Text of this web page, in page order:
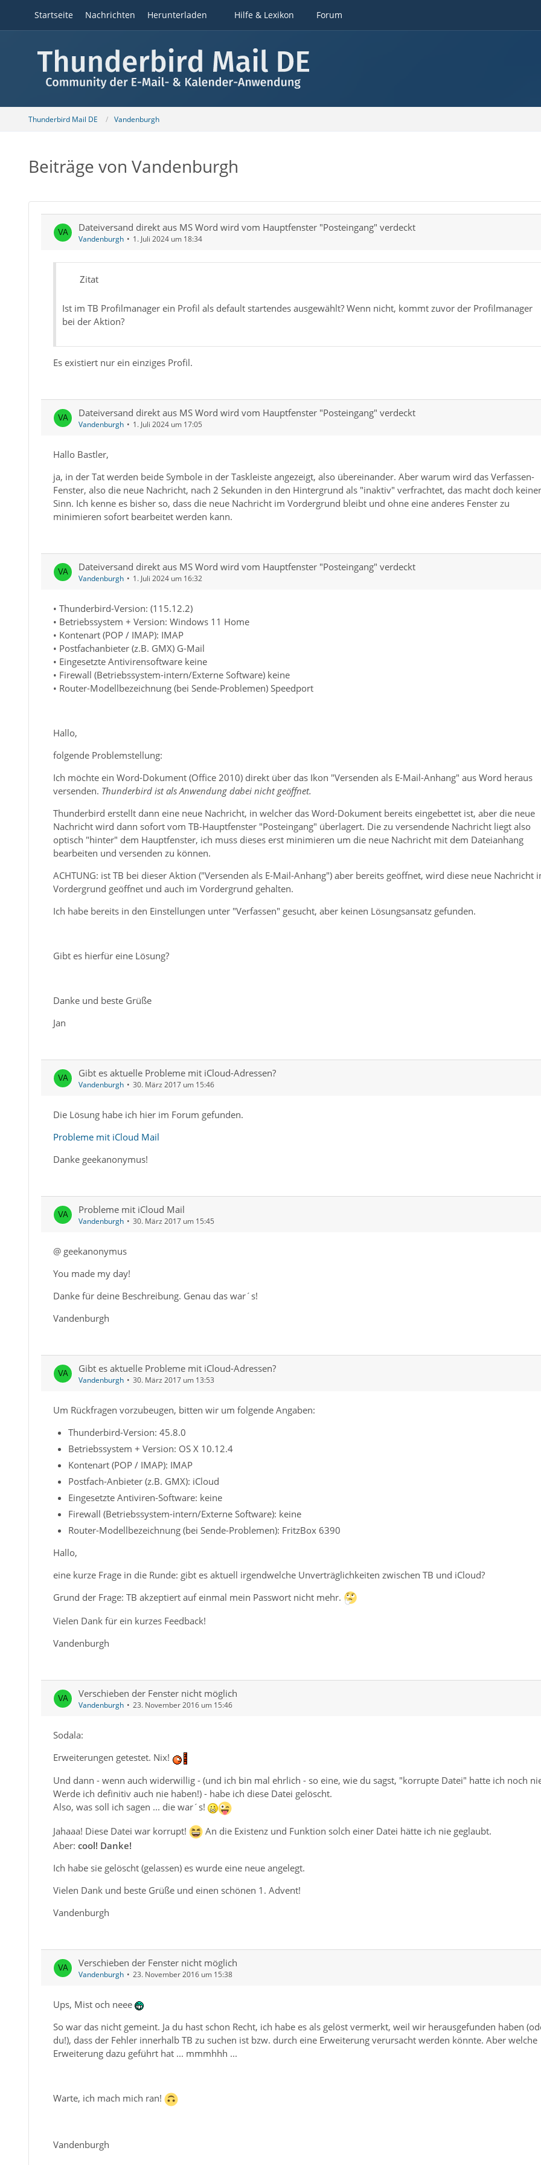
Startseite Nachrichten Herunterladen Hilfe & Lexikon Forum
Thunderbird Mail DE Vandenburgh
Beiträge von Vandenburgh
Dateiversand direkt aus MS Word wird vom Hauptfenster "Posteingang" verdeckt
Vandenburgh 1. Juli 2024 um 18:34
Zitat
Ist im TB Profilmanager ein Profil als default startendes ausgewählt? Wenn nicht, kommt zuvor der Profilmanager
bei der Aktion?
Es existiert nur ein einziges Profil.
Dateiversand direkt aus MS Word wird vom Hauptfenster "Posteingang" verdeckt
Vandenburgh 1. Juli 2024 um 17:05
Hallo Bastler,
ja, in der Tat werden beide Symbole in der Taskleiste angezeigt, also übereinander. Aber warum wird das Verfassen-
Fenster, also die neue Nachricht, nach 2 Sekunden in den Hintergrund als "inaktiv" verfrachtet, das macht doch
Sinn. Ich kenne es bisher so, dass die neue Nachricht im Vordergrund bleibt und ohne eine anderes Fenster zu
minimieren sofort bearbeitet werden kann.
Dateiversand direkt aus MS Word wird vom Hauptfenster "Posteingang" verdeckt
Vandenburgh 1. Juli 2024 um 16:32
• Thunderbird-Version: (115.12.2)
• Betriebssystem + Version: Windows 11 Home
• Kontenart (POP / IMAP): IMAP
• Postfachanbieter (z.B. GMX) G-Mail
• Eingesetzte Antivirensoftware keine
• Firewall (Betriebssystem-intern/Externe Software) keine
• Router-Modellbezeichnung (bei Sende-Problemen) Speedport
Hallo,
folgende Problemstellung:
Ich möchte ein Word-Dokument (Office 2010) direkt über das Ikon "Versenden als E-Mail-Anhang" aus Word heraus
versenden. Thunderbird ist als Anwendung dabei nicht geöffnet.
Thunderbird erstellt dann eine neue Nachricht, in welcher das Word-Dokument bereits eingebettet ist, aber die neue
Nachricht wird dann sofort vom TB-Hauptfenster "Posteingang" überlagert. Die zu versendende Nachricht liegt also
optisch "hinter" dem Hauptfenster, ich muss dieses erst minimieren um die neue Nachricht mit dem Dateianhang
bearbeiten und versenden zu können.
ACHTUNG: ist TB bei dieser Aktion ("Versenden als E-Mail-Anhang") aber bereits geöffnet, wird diese neue Nachricht
Vordergrund geöffnet und auch im Vordergrund gehalten.
Ich habe bereits in den Einstellungen unter "Verfassen" gesucht, aber keinen Lösungsansatz gefunden.
Gibt es hierfür eine Lösung?
Danke und beste Grüße
Jan
Gibt es aktuelle Probleme mit iCloud-Adressen?
Vandenburgh 30. März 2017 um 15:46
Die Lösung habe ich hier im Forum gefunden.
Probleme mit iCloud Mail
Danke geekanonymus!
Probleme mit iCloud Mail
Vandenburgh 30. März 2017 um 15:45
@ geekanonymus
You made my day!
Danke für deine Beschreibung. Genau das war´s!
Vandenburgh
Gibt es aktuelle Probleme mit iCloud-Adressen?
Vandenburgh 30. März 2017 um 13:53
Um Rückfragen vorzubeugen, bitten wir um folgende Angaben:
Thunderbird-Version: 45.8.0
Betriebssystem + Version: OS X 10.12.4
Kontenart (POP / IMAP): IMAP
Postfach-Anbieter (z.B. GMX): iCloud
Eingesetzte Antiviren-Software: keine
Firewall (Betriebssystem-intern/Externe Software): keine
Router-Modellbezeichnung (bei Sende-Problemen): FritzBox 6390
Hallo,
eine kurze Frage in die Runde: gibt es aktuell irgendwelche Unverträglichkeiten zwischen TB und iCloud?
Grund der Frage: TB akzeptiert auf einmal mein Passwort nicht mehr.
Vielen Dank für ein kurzes Feedback!
Vandenburgh
Verschieben der Fenster nicht möglich
Vandenburgh 23. November 2016 um 15:46
Sodala:
Erweiterungen getestet. Nix!
Und dann - wenn auch widerwillig - (und ich bin mal ehrlich - so eine, wie du sagst, "korrupte Datei" hatte ich noch
Werde ich definitiv auch nie haben!) - habe ich diese Datei gelöscht.
Also, was soll ich sagen ... die war´s!
Jahaaa! Diese Datei war korrupt!
An die Existenz und Funktion solch einer Datei hätte ich nie geglaubt.
Aber: cool! Danke!
Ich habe sie gelöscht (gelassen) es wurde eine neue angelegt.
Vielen Dank und beste Grüße und einen schönen 1. Advent!
Vandenburgh
Verschieben der Fenster nicht möglich
Vandenburgh 23. November 2016 um 15:38
Ups, Mist och neee
So war das nicht gemeint. Ja du hast schon Recht, ich habe es als gelöst vermerkt, weil wir herausgefunden haben
du!), dass der Fehler innerhalb TB zu suchen ist bzw. durch eine Erweiterung verursacht werden könnte. Aber welche
Erweiterung dazu geführt hat ... mmmhhh ...
Warte, ich mach mich ran!
Vandenburgh